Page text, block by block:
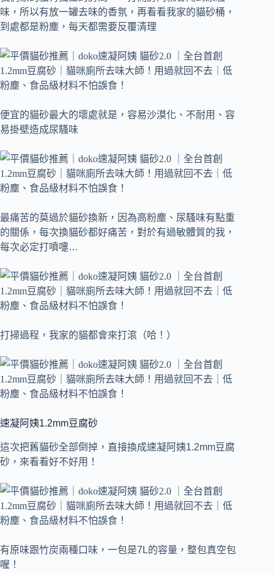
味，所以有放一罐去味的香氛，再看看我家的貓砂桶，
到處都是粉塵，每天都需要反覆清理
便宜的貓砂最大的壞處就是，容易沙漠化、不耐用、容
易掛壁造成尿騷味
最痛苦的莫過於貓砂換新，因為高粉塵、尿騷味有點重
的關係，每次換貓砂都好痛苦，對於有過敏體質的我，
每次必定打噴嚏…
打掃過程，我家的貓都會來打滾（哈！）
速凝阿姨1.2mm豆腐砂
這次把舊貓砂全部倒掉，直接換成速凝阿姨1.2mm豆腐
砂，來看看好不好用！
有原味跟竹炭兩種口味，一包是7L的容量，整包真空包
喔！